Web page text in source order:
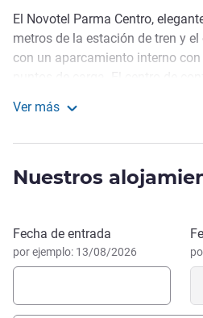
Descripción
El Novotel Parma Centro,
metros de la estación de tren y
con un aparcamiento interno
piscina y el gimnasio,
Le damos la bienvenida al
hotel ideal para explorar la
IT034027A16D3DP2TC - CIR
GIANLUCA PALMIERI, Gestión
Ver más
Nuestros
Reservar este hotel
Fecha de entrada
por ejemplo: 13/08/2026